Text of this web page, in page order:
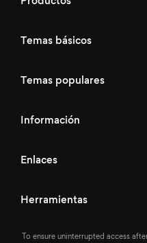
Temas básicos
Temas populares
Información
Enlaces
Herramientas
To ensure uninterrupted access